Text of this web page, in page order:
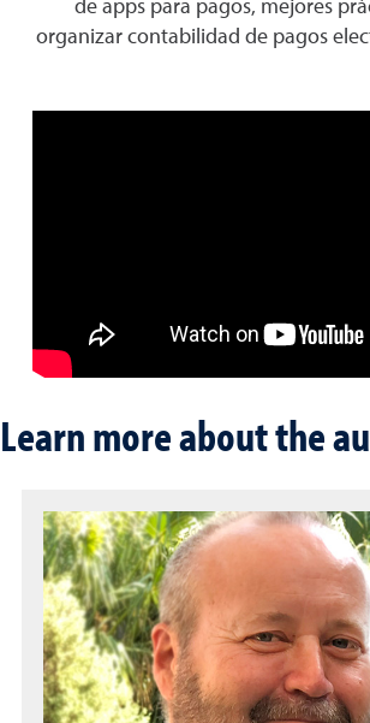
organizar contabilidad de pagos
Learn more about the